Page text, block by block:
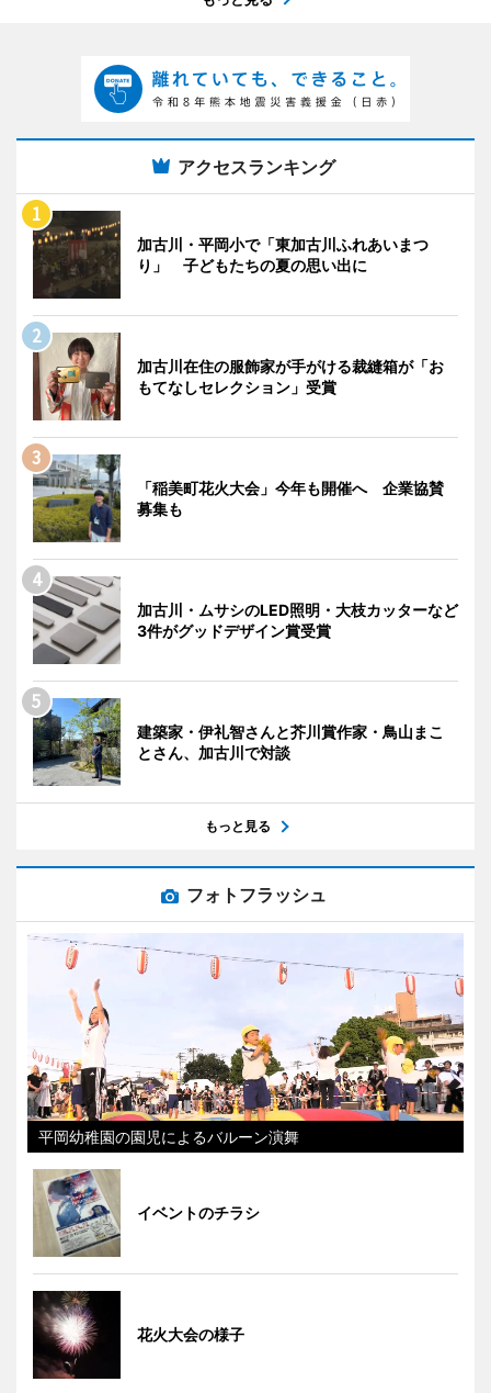
アクセスランキング
加古川・平岡小で「東加古川ふれあいまつ
り」 子どもたちの夏の思い出に
加古川在住の服飾家が手がける裁縫箱が「お
もてなしセレクション」受賞
「稲美町花火大会」今年も開催へ 企業協賛
募集も
加古川・ムサシのLED照明・大枝カッターなど
3件がグッドデザイン賞受賞
建築家・伊礼智さんと芥川賞作家・鳥山まこ
とさん、加古川で対談
もっと見る
フォトフラッシュ
平岡幼稚園の園児によるバルーン演舞
イベントのチラシ
花火大会の様子